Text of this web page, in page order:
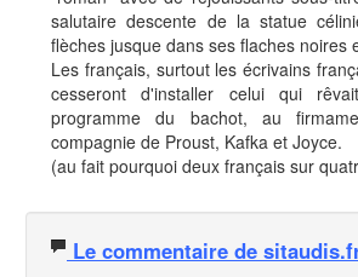
salutaire descente de la statue
flèches jusque dans ses flaches noires
Les français, surtout les écrivains
cesseront d'installer celui qui
programme du bachot, au
compagnie de Proust, Kafka et Joyce.
(au fait pourquoi deux français sur
Le commentaire de